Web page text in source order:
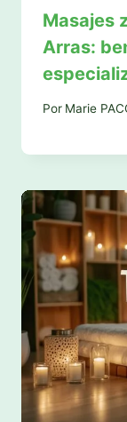
Masajes
Arras:
Por Marie